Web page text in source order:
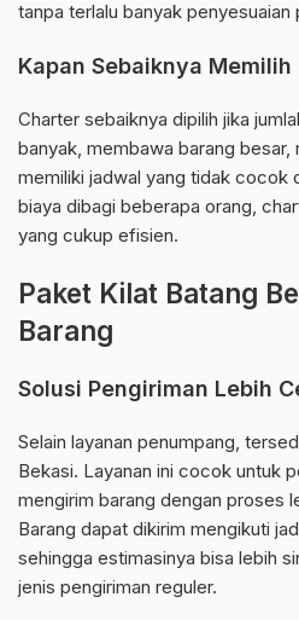
tanpa terlalu banyak penyesuaian
Kapan Sebaiknya
Charter sebaiknya dipilih jika
banyak, membawa barang besar,
memiliki jadwal yang tidak cocok
biaya dibagi beberapa orang,
yang cukup efisien.
Paket Kilat Batang
Barang
Solusi Pengiriman Lebih
Selain layanan penumpang,
Bekasi. Layanan ini cocok untuk
mengirim barang dengan proses
Barang dapat dikirim mengikuti
sehingga estimasinya bisa lebih
jenis pengiriman reguler.